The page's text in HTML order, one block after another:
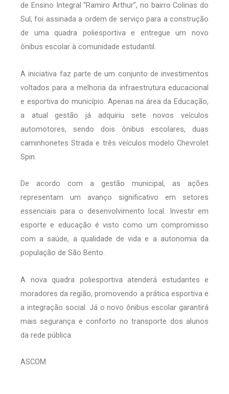
de Ensino Integral “Ramiro Arthur”, no bairro Colinas do
Sul, foi assinada a ordem de serviço para a construção
de uma quadra poliesportiva e entregue um novo
ônibus escolar à comunidade estudantil.
A iniciativa faz parte de um conjunto de investimentos
voltados para a melhoria da infraestrutura educacional
e esportiva do município. Apenas na área da Educação,
a atual gestão já adquiriu sete novos veículos
automotores, sendo dois ônibus escolares, duas
caminhonetes Strada e três veículos modelo Chevrolet
Spin.
De acordo com a gestão municipal, as ações
representam um avanço significativo em setores
essenciais para o desenvolvimento local. Investir em
esporte e educação é visto como um compromisso
com a saúde, a qualidade de vida e a autonomia da
população de São Bento.
A nova quadra poliesportiva atenderá estudantes e
moradores da região, promovendo a prática esportiva e
a integração social. Já o novo ônibus escolar garantirá
mais segurança e conforto no transporte dos alunos
da rede pública.
ASCOM